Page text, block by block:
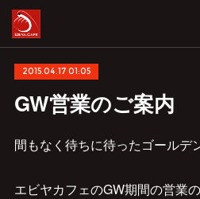
2015.04.17 01:05
GW営業のご案内
間もなく待ちに待ったゴールデ
エビヤカフェのGW期間の営業